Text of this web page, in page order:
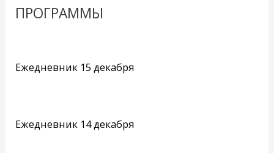
ПРОГРАММЫ
Ежедневник 15 декабря
Ежедневник 14 декабря